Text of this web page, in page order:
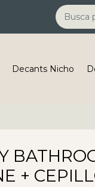
Decants Nicho
+